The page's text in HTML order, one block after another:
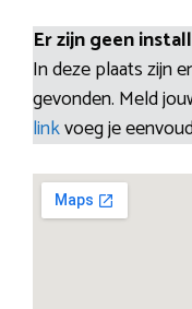
Er zijn geen
In deze plaats zijn
gevonden. Meld
linkvoeg je